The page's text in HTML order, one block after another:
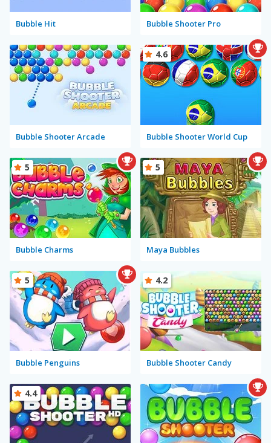
Bubble Hit Bubble Shooter Pro
Bubble Shooter Arcade Bubble Shooter World Cup
4.6
Bubble Charms
5
Maya Bubbles
5
Bubble Penguins
5
Bubble Shooter Candy
4.2
4.4